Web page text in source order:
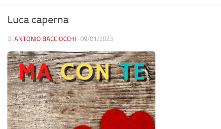
Luca caperna
DI ANTONIO BACCIOCCHI · 09/01/2023